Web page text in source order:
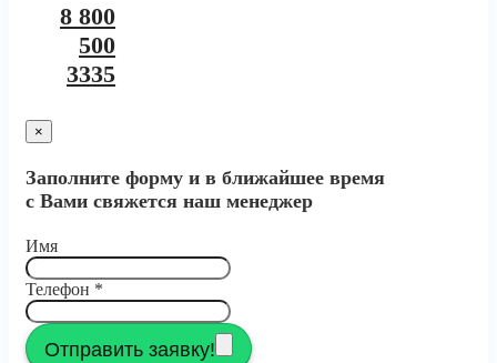
8 800
500
3335
×
Заполните форму и в ближайшее время
с Вами свяжется наш менеджер
Имя
Телефон *
Отправить заявку!